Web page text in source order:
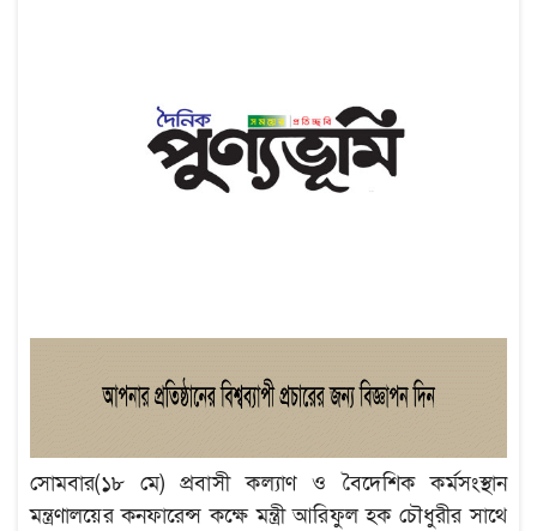
সোমবার(১৮ মে) প্রবাসী কল্যাণ ও বৈদেশিক কর্মসংস্থান
মন্ত্রণালয়ের কনফারেন্স কক্ষে মন্ত্রী আরিফুল হক চৌধুরীর সাথে